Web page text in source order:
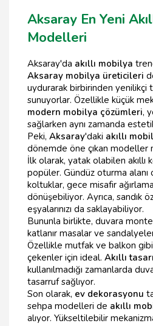
Aksaray En Yeni
Modelleri
Aksaray'da akıllı mobilya
Aksaray mobilya üreticileri
uydurarak birbirinden yenilikçi
sunuyorlar. Özellikle küçük
modern mobilya çözümleri,
sağlarken aynı zamanda
Peki, Aksaray'daki akıllı
dönemde öne çıkan modeller
İlk olarak, yatak olabilen akıllı
popüler. Gündüz oturma alanı
koltuklar, gece misafir
dönüşebiliyor. Ayrıca, sandık
eşyalarınızı da saklayabiliyor.
Bununla birlikte, duvara
katlanır masalar ve
Özellikle mutfak ve balkon gibi
çekenler için ideal. Akıllı
kullanılmadığı zamanlarda
tasarruf sağlıyor.
Son olarak, ev dekorasyonu
sehpa modelleri de akıllı
alıyor. Yükseltilebilir